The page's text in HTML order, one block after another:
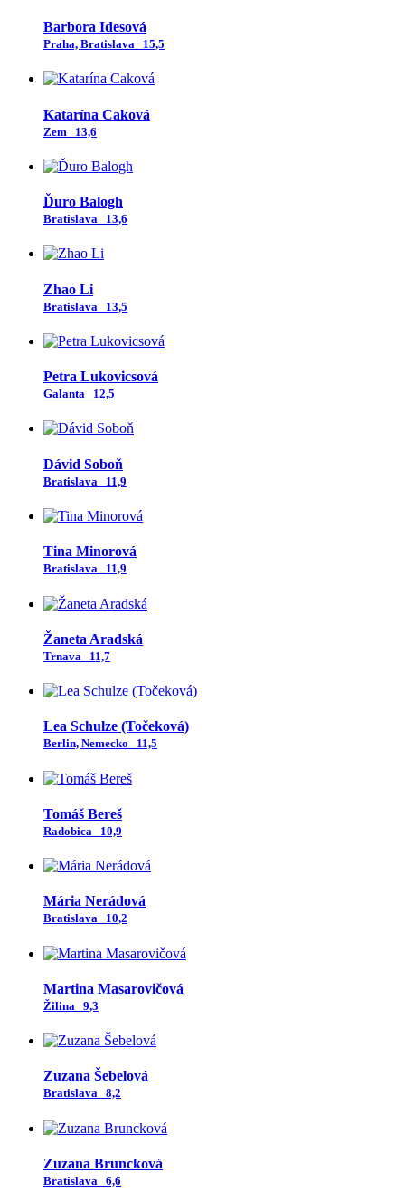
Barbora Idesová
Praha, Bratislava 15,5
Katarína Caková
Zem 13,6
Ďuro Balogh
Bratislava 13,6
Zhao Li
Bratislava 13,5
Petra Lukovicsová
Galanta 12,5
Dávid Soboň
Bratislava 11,9
Tina Minorová
Bratislava 11,9
Žaneta Aradská
Trnava 11,7
Lea Schulze (Točeková)
Berlin, Nemecko 11,5
Tomáš Bereš
Radobica 10,9
Mária Nerádová
Bratislava 10,2
Martina Masarovičová
Žilina 9,3
Zuzana Šebelová
Bratislava 8,2
Zuzana Bruncková
Bratislava 6,6